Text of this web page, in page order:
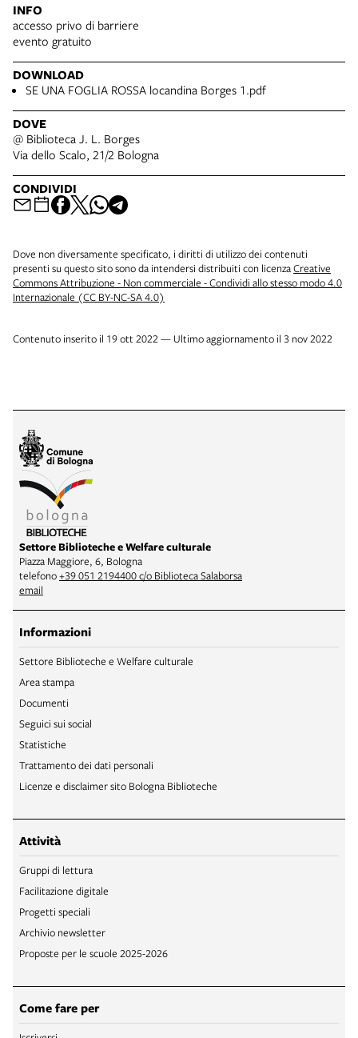
INFO
accesso privo di barriere
evento gratuito
DOWNLOAD
SE UNA FOGLIA ROSSA locandina Borges 1.pdf
DOVE
@ Biblioteca J. L. Borges
Via dello Scalo, 21/2 Bologna
CONDIVIDI
Dove non diversamente specificato, i diritti di utilizzo dei contenuti
presenti su questo sito sono da intendersi distribuiti con licenzaCreative
Commons Attribuzione - Non commerciale - Condividi allo stesso modo 4.0
Internazionale (CC BY-NC-SA 4.0)
Contenuto inserito il 19 ott 2022 — Ultimo aggiornamento il 3 nov 2022
Settore Biblioteche e Welfare culturale
Piazza Maggiore, 6, Bologna
telefono+39 051 2194400 c/o Biblioteca Salaborsa
email
Informazioni
Settore Biblioteche e Welfare culturale
Area stampa
Documenti
Seguici sui social
Statistiche
Trattamento dei dati personali
Licenze e disclaimer sito Bologna Biblioteche
Attività
Gruppi di lettura
Facilitazione digitale
Progetti speciali
Archivio newsletter
Proposte per le scuole 2025-2026
Come fare per